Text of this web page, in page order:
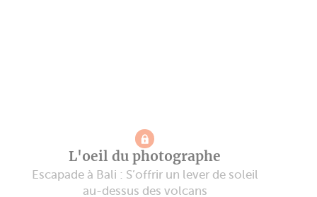
L'oeil du photographe
Escapade à Bali : S’offrir un lever de soleil
au-dessus des volcans